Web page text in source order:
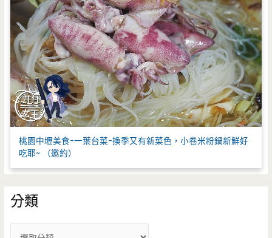
桃園中壢美食-一葉台菜-換季又有新菜色，小卷米粉鍋新鮮好
吃耶~ （邀約）
分類